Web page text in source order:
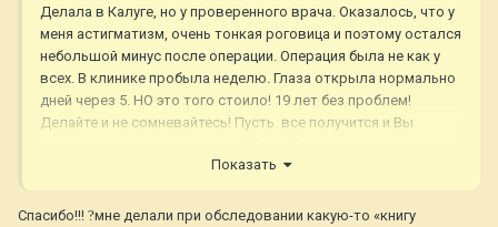
Делала в Калуге, но у проверенного врача. Оказалось, что у
меня астигматизм, очень тонкая роговица и поэтому остался
небольшой минус после операции. Операция была не как у
всех. В клинике пробыла неделю. Глаза открыла нормально
дней через 5. НО это того стоило! 19 лет без проблем!
Делайте и не сомневайтесь! Пусть все получится и Вы
Показать
Спасибо!!! ?мне делали при обследовании какую-то «книгу